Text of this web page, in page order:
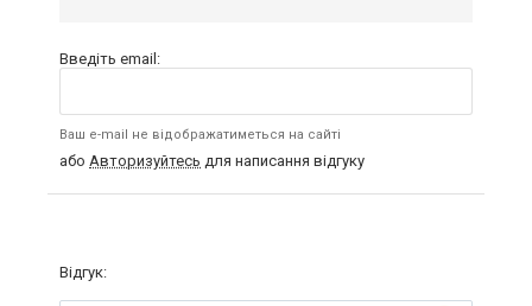
Введіть email:
Ваш e-mail не відображатиметься на сайті
або Авторизуйтесь для написання відгуку
Відгук: